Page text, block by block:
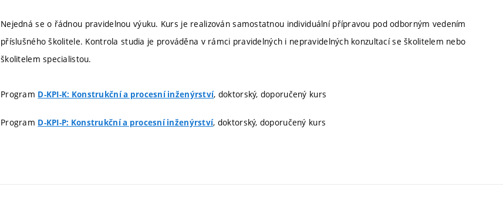
Nejedná se o řádnou pravidelnou výuku. Kurs je realizován samostatnou individuální přípravou pod odborným vedením
příslušného školitele. Kontrola studia je prováděna v rámci pravidelných i nepravidelných konzultací se školitelem nebo
školitelem specialistou.
Program D-KPI-K: Konstrukční a procesní inženýrství, doktorský, doporučený kurs
Program D-KPI-P: Konstrukční a procesní inženýrství, doktorský, doporučený kurs